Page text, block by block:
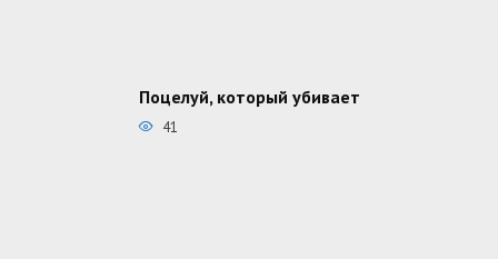
Поцелуй, который убивает
41